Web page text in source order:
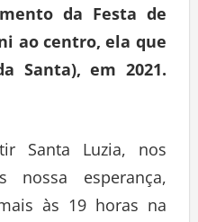
da Festa de
ao centro, ela que
Santa), em 2021.
Santa Luzia, nos
nossa esperança,
às 19 horas na